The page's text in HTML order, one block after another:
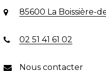
85600 La Boissière-
02 51 41 61 02
Nous contacter